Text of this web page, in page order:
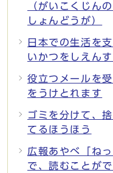
（がいこくじん
しょんどうが）
日本での生活を
いかつをしえん
役立つメールを
をうけとれます
ゴミを分けて、
てるほうほう
広報あやべ「ね
で、読むことが